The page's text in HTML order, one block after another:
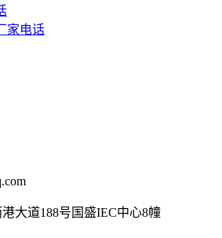
家电话
大道188号国盛IEC中心8幢